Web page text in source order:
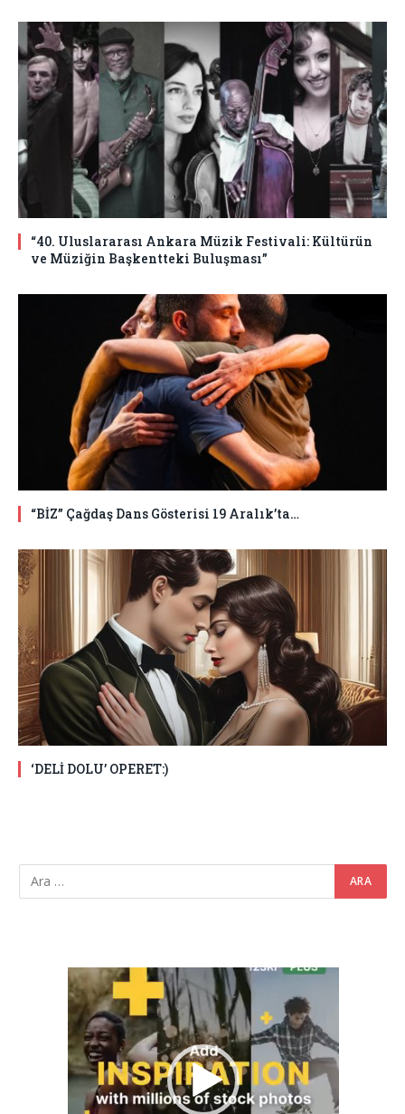
“40. Uluslararası Ankara Müzik Festivali: Kültürün
ve Müziğin Başkentteki Buluşması”
“BİZ” Çağdaş Dans Gösterisi 19 Aralık’ta…
‘DELİ DOLU’ OPERET:)
Video
oynatıcı